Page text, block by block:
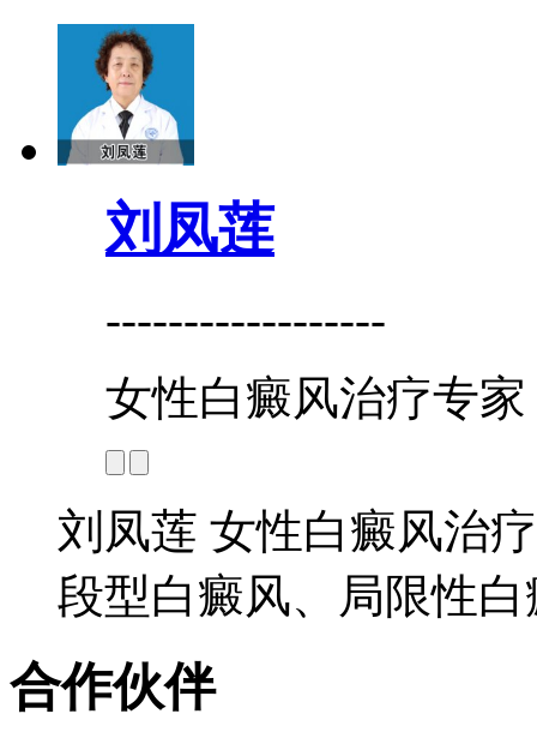
刘凤莲
------------------
女性白癜风治疗专家
刘凤莲 女性白癜风治
段型白癜风、局限性
合作伙伴